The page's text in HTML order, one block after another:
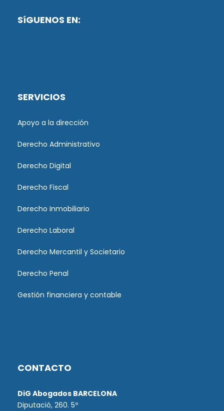
SíGUENOS EN:
SERVICIOS
Apoyo a la dirección
Derecho Administrativo
Derecho Digital
Derecho Fiscal
Derecho Inmobiliario
Derecho Laboral
Derecho Mercantil y Societario
Derecho Penal
Gestión financiera y contable
CONTACTO
DiG Abogados BARCELONA
Diputació, 260. 5º